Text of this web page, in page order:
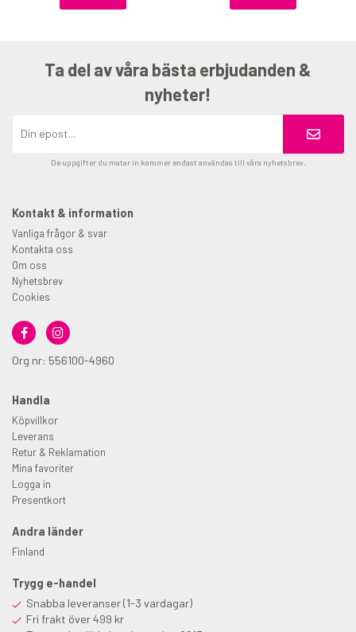
Ta del av våra bästa erbjudanden &
nyheter!
De uppgifter du matar in kommer endast användas till våra nyhetsbrev.
Kontakt & information
Vanliga frågor & svar
Kontakta oss
Om oss
Nyhetsbrev
Cookies
Org nr: 556100-4960
Handla
Köpvillkor
Leverans
Retur & Reklamation
Mina favoriter
Logga in
Presentkort
Andra länder
Finland
Trygg e-handel
Snabba leveranser (1-3 vardagar)
Fri frakt över 499 kr